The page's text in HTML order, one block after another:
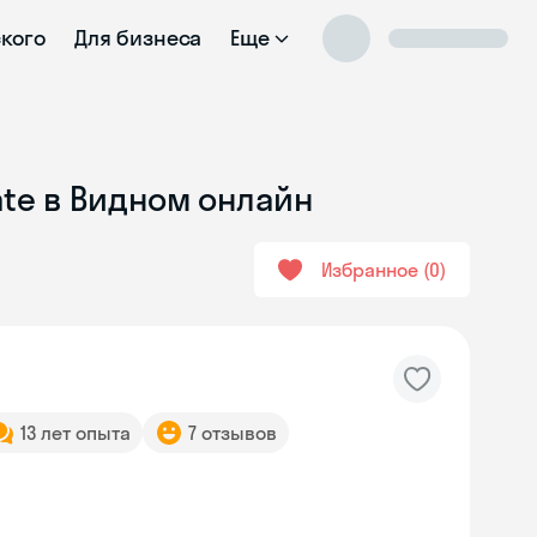
Для бизнеса Еще
в Видном онлайн
Избранное 0
13 лет опыта 7 отзывов